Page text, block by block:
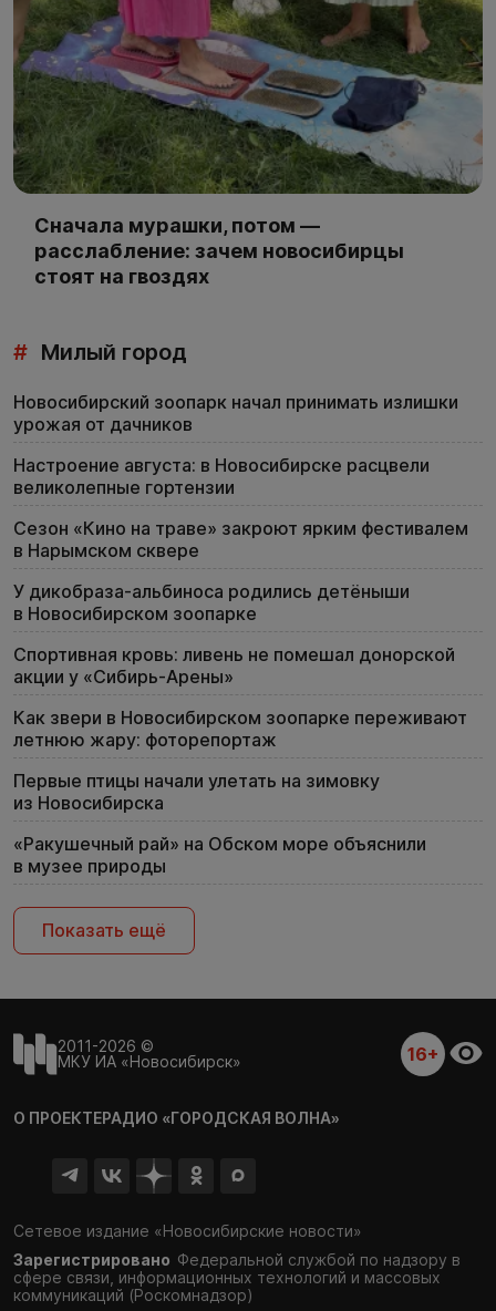
Сначала мурашки, потом —
расслабление: зачем новосибирцы
стоят на гвоздях
# Милый город
Новосибирский зоопарк начал принимать излишки
урожая от дачников
Настроение августа: в Новосибирске расцвели
великолепные гортензии
Сезон «Кино на траве» закроют ярким фестивалем
в Нарымском сквере
У дикобраза-альбиноса родились детёныши
в Новосибирском зоопарке
Спортивная кровь: ливень не помешал донорской
акции у «Сибирь-Арены»
Как звери в Новосибирском зоопарке переживают
летнюю жару: фоторепортаж
Первые птицы начали улетать на зимовку
из Новосибирска
«Ракушечный рай» на Обском море объяснили
в музее природы
Показать ещё
2011-2026 ©
МКУ ИА «Новосибирск»
16+
О ПРОЕКТЕРАДИО «ГОРОДСКАЯ ВОЛНА»
Сетевое издание «Новосибирские новости»
Зарегистрировано Федеральной службой по надзору в
сфере связи, информационных технологий и массовых
коммуникаций (Роскомнадзор)